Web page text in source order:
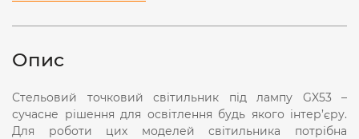
Опис
Стельовий точковий світильник під лампу GX53 –
сучасне рішення для освітлення будь якого інтер’єру.
Для роботи цих моделей світильника потрібна